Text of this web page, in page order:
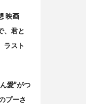
映画
、君と
ラスト
愛”がつ
プーさ